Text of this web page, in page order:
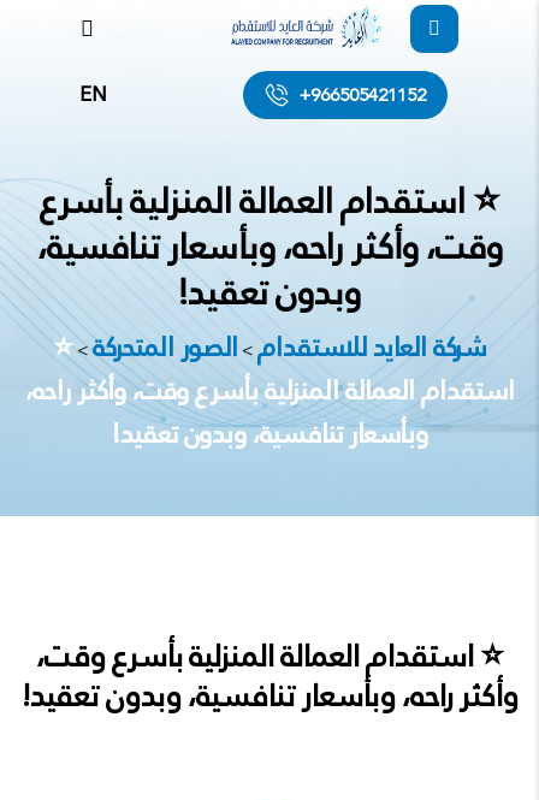
+966505421152
EN
⭐ استقدام العمالة المنزلية بأسرع
وقت، وأكثر راحه، وبأسعار تنافسية،
وبدون تعقيد!
شركة العايد للاستقدام>الصور المتحركة>
⭐
استقدام العمالة المنزلية بأسرع وقت، وأكثر راحه،
وبأسعار تنافسية، وبدون تعقيد!
⭐ استقدام العمالة المنزلية بأسرع وقت،
وأكثر راحه، وبأسعار تنافسية، وبدون تعقيد!